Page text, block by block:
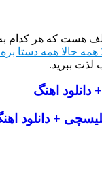
هست که هر
همه حالا همه دستا
لذت ببرید.
اهنگ
+ دانلود